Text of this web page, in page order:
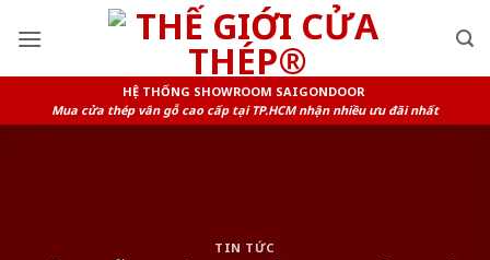
HỆ THỐNG SHOWROOM SAIGONDOOR
Mua cửa thép vân gỗ cao cấp tại TP.HCM nhận nhiều ưu đãi nhất
TIN TỨC